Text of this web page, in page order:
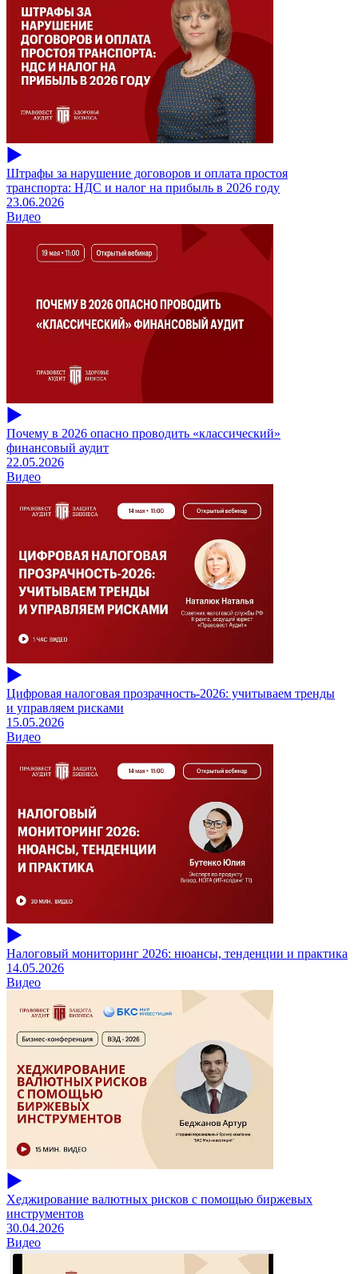
Штрафы за нарушение договоров и оплата простоя
транспорта: НДС и налог на прибыль в 2026 году
23.06.2026
Видео
Почему в 2026 опасно проводить «классический»
финансовый аудит
22.05.2026
Видео
Цифровая налоговая прозрачность-2026: учитываем тренды
и управляем рисками
15.05.2026
Видео
Налоговый мониторинг 2026: нюансы, тенденции и практика
14.05.2026
Видео
Хеджирование валютных рисков с помощью биржевых
инструментов
30.04.2026
Видео